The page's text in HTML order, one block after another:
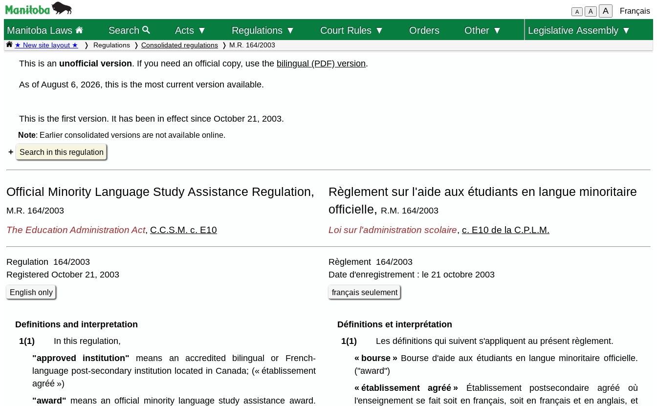
A A A Français
Manitoba Laws Search Acts ▼ Regulations ▼ Court Rules ▼ Orders Other ▼ Legislative Assembly ▼
★ New site layout ★ Regulations Consolidated regulations M.R. 164/2003
This is an unofficial version. If you need an official copy, use the bilingual (PDF) version.
As of August 6, 2026, this is the most current version available.
This is the first version. It has been in effect since October 21, 2003.
Note: Earlier consolidated versions are not available online.
Search in this regulation
Official Minority Language Study Assistance Regulation,
M.R. 164/2003
Règlement sur l'aide aux étudiants en langue minoritaire
officielle, R.M. 164/2003
The Education Administration Act, C.C.S.M. c. E10 Loi sur l'administration scolaire, c. E10 de la C.P.L.M.
Regulation 164/2003
Registered October 21, 2003
English only
Règlement 164/2003
Date d'enregistrement : le 21 octobre 2003
français seulement
Definitions and interpretation
1(1)
In this regulation,
"approved institution" means an accredited bilingual or French-
language post-secondary institution located in Canada; (« établissement
agréé »)
"award" means an official minority language study assistance award.
Définitions et interprétation
1(1)
Les définitions qui suivent s'appliquent au présent règlement.
« bourse »Bourse d'aide aux étudiants en langue minoritaire officielle.
("award")
« établissement agréé » Établissement postsecondaire agréé où
l'enseignement se fait soit en français, soit en français et en anglais, et